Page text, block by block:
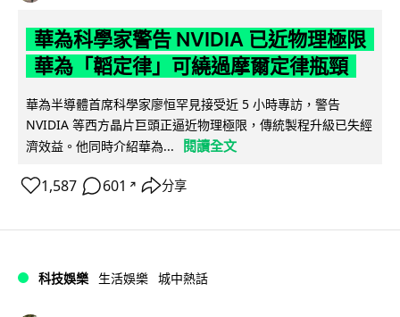
華為科學家警告 NVIDIA 已近物理極限
華為「韜定律」可繞過摩爾定律瓶頸
華為半導體首席科學家廖恒罕見接受近 5 小時專訪，警告
NVIDIA 等西方晶片巨頭正逼近物理極限，傳統製程升級已失經
濟效益。他同時介紹華為...
閱讀全文
1,587 601 ↗ 分享
科技娛樂 生活娛樂 城中熱話